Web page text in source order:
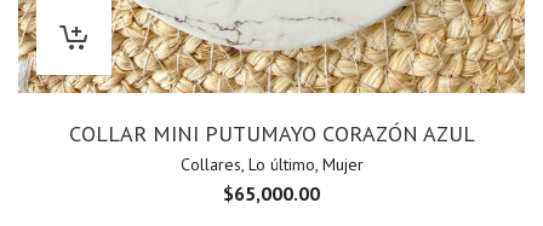
COLLAR MINI PUTUMAYO CORAZÓN AZUL
Collares, Lo último, Mujer
$65,000.00